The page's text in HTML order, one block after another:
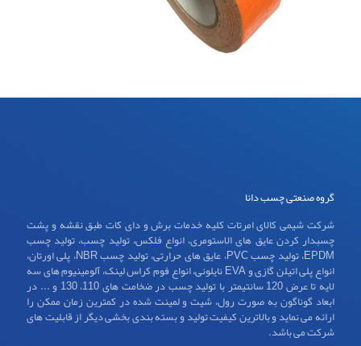
گروه صنعتی چسب دانا
شرکت شیمی کالای امرتات کلیه خدمات برش و دای کات طبق نقشه و پشت
چسبدار کردن عایق های الاستومری، انواع فلکس، تولید چسب، تولید چسب
EPDM، تولید چسب PVC، عایق های حرارتی، تولید چسب NBR، پلی اورتان،
انواع پلی اتیلن گازی و EVA نایلونی، انواع فوم کراس لینک، آلومینیوم های سه
لایه تا عرض 120 سانتیمتر با تولید چسب در ضخامت های 110، 130 و ... در
ابعاد گوناگون به صورت رول، شیت و لمینت شده در کمترین زمان ممکن را
ارائه می نماید و بالاترین کیفیت تولید و بسته بندی بخشی دیگر از قابلیت های
شرکت می باشد.